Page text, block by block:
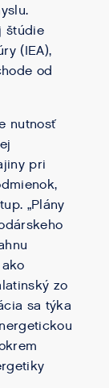
štúdie
(IEA),
od
nutnosť
pri
„Plány
zo
sa týka